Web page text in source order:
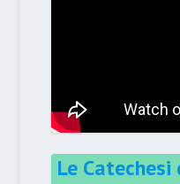
Le Catechesi